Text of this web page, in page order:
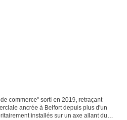
commerce" sorti en 2019, retraçant
ancrée à Belfort depuis plus d'un
installés sur un axe allant du